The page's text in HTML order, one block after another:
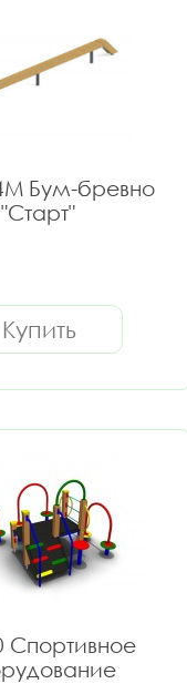
Бум-бревно
"Старт"
Купить
Спортивное